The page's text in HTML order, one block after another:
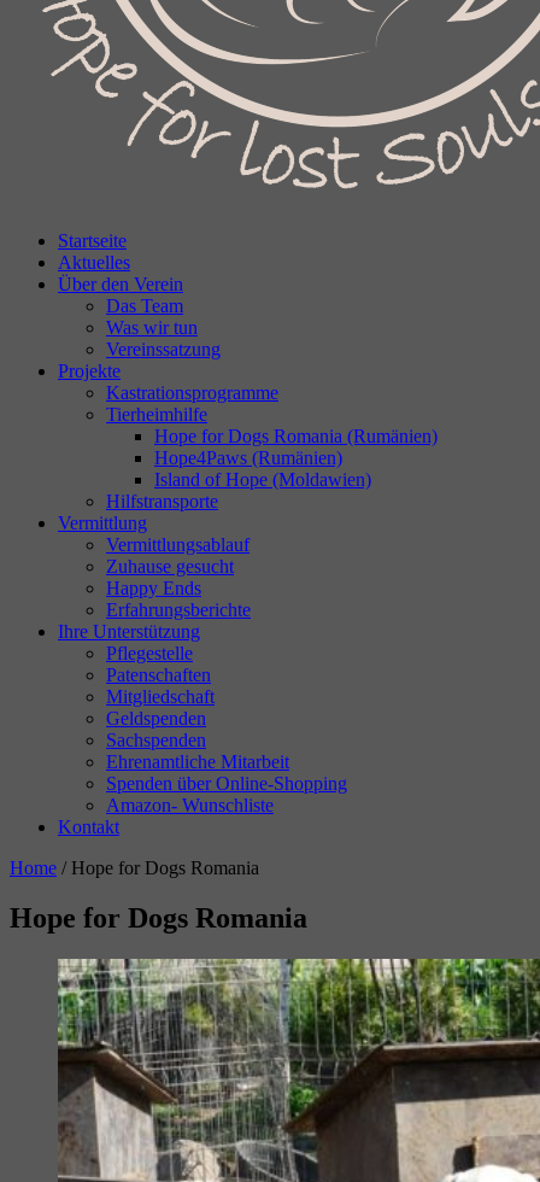
Startseite
Aktuelles
Über den Verein
Das Team
Was wir tun
Vereinssatzung
Projekte
Kastrationsprogramme
Tierheimhilfe
Hope for Dogs Romania (Rumänien)
Hope4Paws (Rumänien)
Island of Hope (Moldawien)
Hilfstransporte
Vermittlung
Vermittlungsablauf
Zuhause gesucht
Happy Ends
Erfahrungsberichte
Ihre Unterstützung
Pflegestelle
Patenschaften
Mitgliedschaft
Geldspenden
Sachspenden
Ehrenamtliche Mitarbeit
Spenden über Online-Shopping
Amazon- Wunschliste
Kontakt
Home / Hope for Dogs Romania
Hope for Dogs Romania